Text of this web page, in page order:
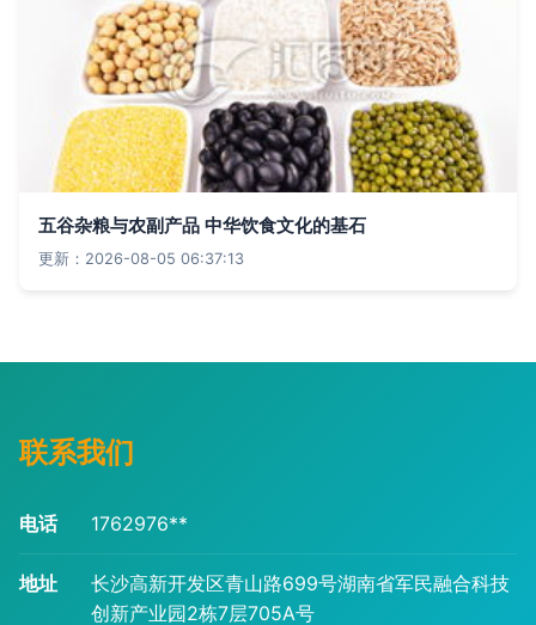
五谷杂粮与农副产品 中华饮食文化的基石
更新：2026-08-05 06:37:13
联系我们
电话 1762976**
地址
长沙高新开发区青山路699号湖南省军民融合科技
创新产业园2栋7层705A号